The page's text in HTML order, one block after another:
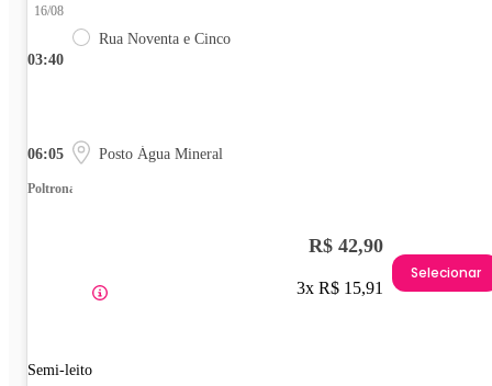
03:40
16/08
Rua Noventa e Cinco
06:05 Posto Água Mineral
Poltrona
Semi-leito
R$ 42,90
3x R$ 15,91
Selecionar